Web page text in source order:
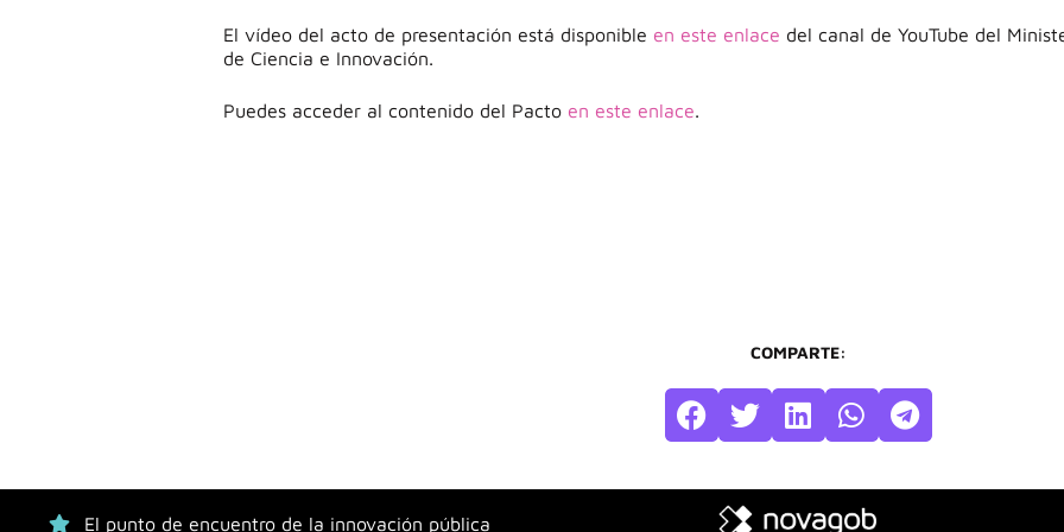
El vídeo del acto de presentación está disponible en este enlace del canal de YouTube del
de Ciencia e Innovación.
Puedes acceder al contenido del Pacto en este enlace.
COMPARTE:
El punto de encuentro de la innovación pública